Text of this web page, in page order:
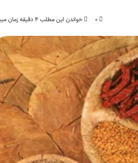
۰ خواندن این مطلب ۴ دقیقه زمان میبرد